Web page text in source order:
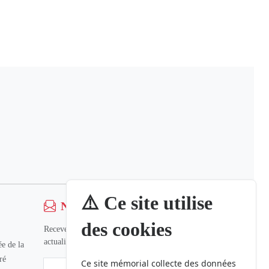
⚠️ Ce site utilise
des cookies
Ce site mémorial collecte des données
de la
Newsletter
Recevez nos dernières informations et
actualités.